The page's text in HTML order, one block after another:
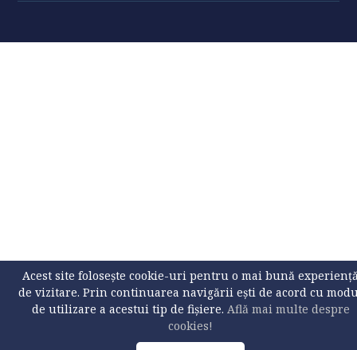
Acest site folosește cookie-uri pentru o mai bună
de vizitare. Prin continuarea navigării ești de acord cu
de utilizare a acestui tip de fișiere. Află mai multe despre
cookies!